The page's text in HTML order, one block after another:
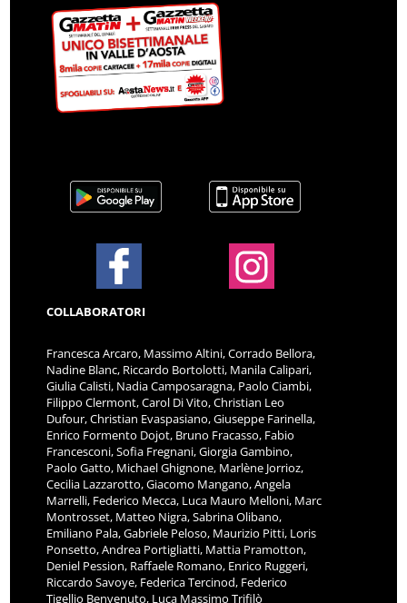
COLLABORATORI
Francesca Arcaro, Massimo Altini, Corrado Bellora,
Nadine Blanc, Riccardo Bortolotti, Manila Calipari,
Giulia Calisti, Nadia Camposaragna, Paolo Ciambi,
Filippo Clermont, Carol Di Vito, Christian Leo
Dufour, Christian Evaspasiano, Giuseppe Farinella,
Enrico Formento Dojot, Bruno Fracasso, Fabio
Francesconi, Sofia Fregnani, Giorgia Gambino,
Paolo Gatto, Michael Ghignone, Marlène Jorrioz,
Cecilia Lazzarotto, Giacomo Mangano, Angela
Marrelli, Federico Mecca, Luca Mauro Melloni, Marc
Montrosset, Matteo Nigra, Sabrina Olibano,
Emiliano Pala, Gabriele Peloso, Maurizio Pitti, Loris
Ponsetto, Andrea Portigliatti, Mattia Pramotton,
Deniel Pession, Raffaele Romano, Enrico Ruggeri,
Riccardo Savoye, Federica Tercinod, Federico
Tigellio Benvenuto, Luca Massimo Trifilò